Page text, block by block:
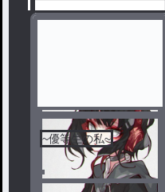
5
~優等生の私~